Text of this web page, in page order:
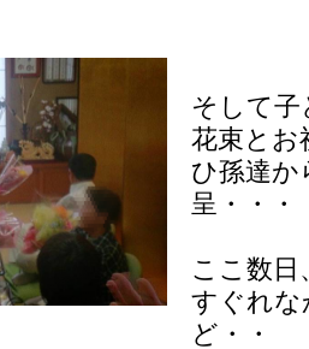
そして
花束とお
ひ孫達か
呈・・・
ここ数日
すぐれな
ど・・